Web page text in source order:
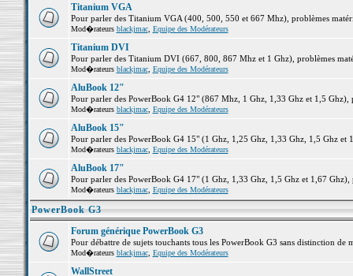
Titanium VGA
Pour parler des Titanium VGA (400, 500, 550 et 667 Mhz), problèmes
Mod�rateurs blackjmac, Equipe des Modérateurs
Titanium DVI
Pour parler des Titanium DVI (667, 800, 867 Mhz et 1 Ghz), problèmes
Mod�rateurs blackjmac, Equipe des Modérateurs
AluBook 12"
Pour parler des PowerBook G4 12" (867 Mhz, 1 Ghz, 1,33 Ghz et 1,5 Ghz),
Mod�rateurs blackjmac, Equipe des Modérateurs
AluBook 15"
Pour parler des PowerBook G4 15" (1 Ghz, 1,25 Ghz, 1,33 Ghz, 1,5 Ghz et
Mod�rateurs blackjmac, Equipe des Modérateurs
AluBook 17"
Pour parler des PowerBook G4 17" (1 Ghz, 1,33 Ghz, 1,5 Ghz et 1,67 Ghz),
Mod�rateurs blackjmac, Equipe des Modérateurs
PowerBook G3
Forum générique PowerBook G3
Pour débattre de sujets touchants tous les PowerBook G3 sans distinction de
Mod�rateurs blackjmac, Equipe des Modérateurs
WallStreet